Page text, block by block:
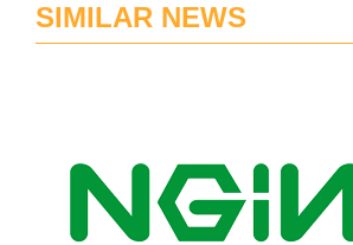
SIMILAR NEWS